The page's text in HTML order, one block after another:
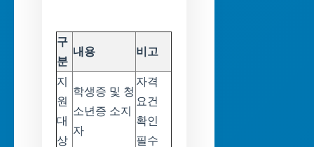
구
분
내용 비고
지
원
대
상
학생증 및 청
소년증 소지
자
자격
요건
확인
필수